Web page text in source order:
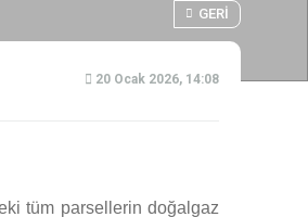
GERI
20 Ocak 2026, 14:08
tüm parsellerin doğalgaz